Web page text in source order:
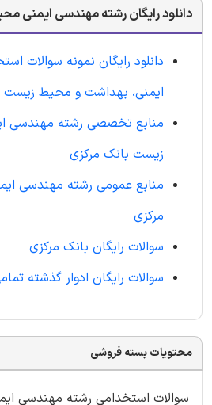
دانلود رایگان رشته مهندسی ایمنی
دانلود رایگان نمونه سوالات
ایمنی، بهداشت و محیط زیست
منابع تخصصی رشته مهندسی
زیست بانک مرکزی
منابع عمومی رشته مهندسی
مرکزی
سوالات رایگان بانک مرکزی
سوالات رایگان ادوار گذشته
محتویات بسته فروشی
سوالات استخدامی رشته مهندسی